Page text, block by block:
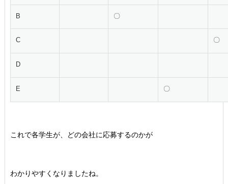
B 〇
C 〇
D
E 〇
これで各学生が、どの会社に応募するのかが
わかりやすくなりましたね。